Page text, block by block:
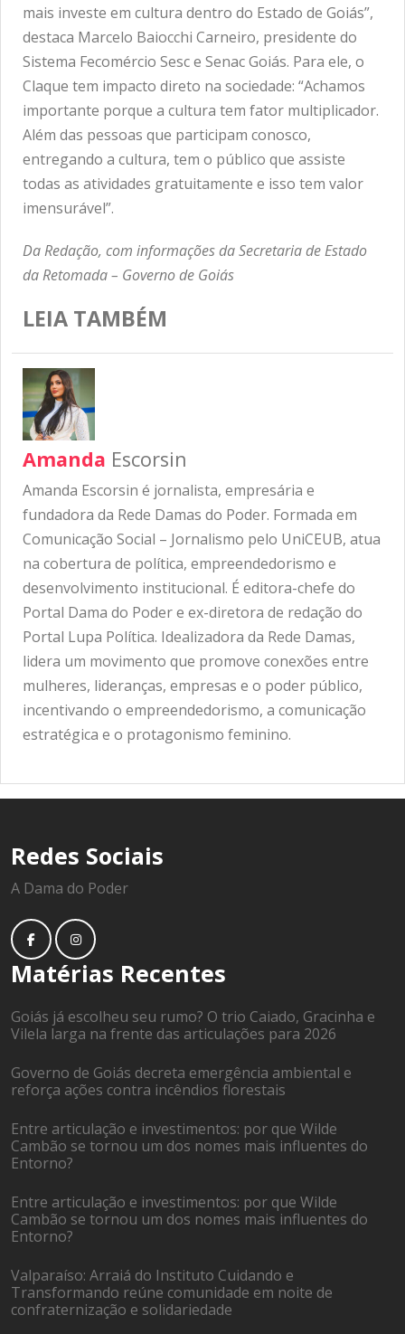
mais investe em cultura dentro do Estado de Goiás”,
destaca Marcelo Baiocchi Carneiro, presidente do
Sistema Fecomércio Sesc e Senac Goiás. Para ele, o
Claque tem impacto direto na sociedade: “Achamos
importante porque a cultura tem fator multiplicador.
Além das pessoas que participam conosco,
entregando a cultura, tem o público que assiste
todas as atividades gratuitamente e isso tem valor
imensurável”.
Da Redação, com informações da Secretaria de Estado
da Retomada – Governo de Goiás
LEIA TAMBÉM
Amanda Escorsin
Amanda Escorsin é jornalista, empresária e
fundadora da Rede Damas do Poder. Formada em
Comunicação Social – Jornalismo pelo UniCEUB, atua
na cobertura de política, empreendedorismo e
desenvolvimento institucional. É editora-chefe do
Portal Dama do Poder e ex-diretora de redação do
Portal Lupa Política. Idealizadora da Rede Damas,
lidera um movimento que promove conexões entre
mulheres, lideranças, empresas e o poder público,
incentivando o empreendedorismo, a comunicação
estratégica e o protagonismo feminino.
Redes Sociais
A Dama do Poder
Matérias Recentes
Goiás já escolheu seu rumo? O trio Caiado, Gracinha e
Vilela larga na frente das articulações para 2026
Governo de Goiás decreta emergência ambiental e
reforça ações contra incêndios florestais
Entre articulação e investimentos: por que Wilde
Cambão se tornou um dos nomes mais influentes do
Entorno?
Entre articulação e investimentos: por que Wilde
Cambão se tornou um dos nomes mais influentes do
Entorno?
Valparaíso: Arraiá do Instituto Cuidando e
Transformando reúne comunidade em noite de
confraternização e solidariedade